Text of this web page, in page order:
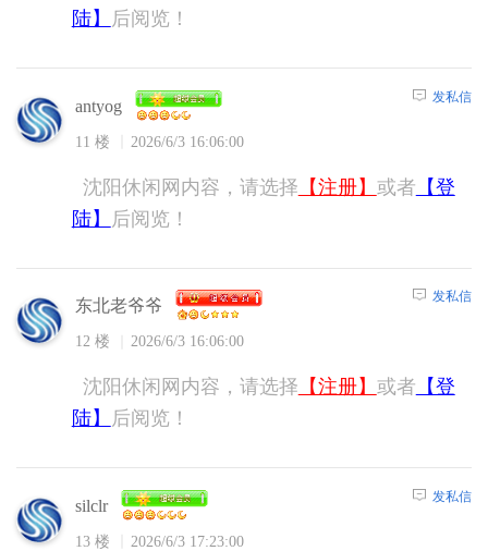
陆】
后阅览！
antyog
11 楼 2026/6/3 16:06:00
发私信
沈阳休闲网内容，请选择 【注册】 或者 【登
陆】
后阅览！
东北老爷爷
12 楼 2026/6/3 16:06:00
发私信
沈阳休闲网内容，请选择 【注册】 或者 【登
陆】
后阅览！
silclr
13 楼 2026/6/3 17:23:00
发私信